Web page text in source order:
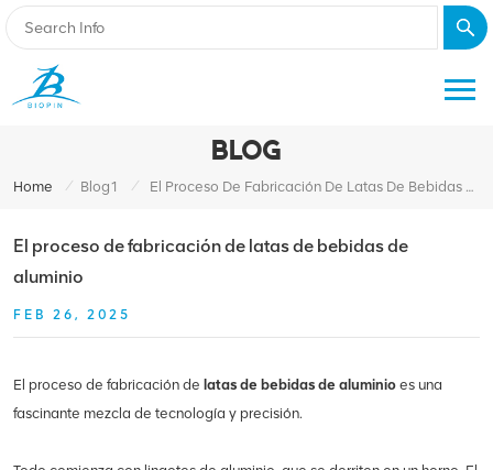
BLOG
Home / Blog1 / El Proceso De Fabricación De Latas De Bebidas De Aluminio
El proceso de fabricación de latas de bebidas de
aluminio
FEB 26, 2025
El proceso de fabricación de latas de bebidas de aluminio es una
fascinante mezcla de tecnología y precisión.